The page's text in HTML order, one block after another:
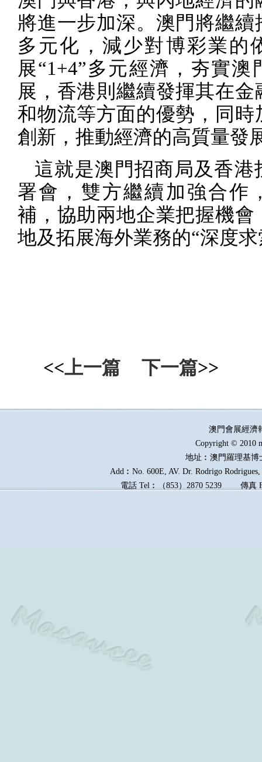
將進一步加深。澳門將繼續
多元化，減少對博彩業的
展“1+4”多元經濟，夯實澳
展，香港則繼續發揮其在金
和物流等方面的優勢，同時
創新，推動經濟的高質量發
這就是澳門招商局及香港
署會，雙方繼續加強合作
補，協助兩地企業把握機會
地及拓展海外業務的“深度求
<<上一篇 下一篇>>
澳門會展經
Copyright © 2010
地址︰澳門羅理基博
Add︰No. 600E, AV. Dr. Rodrigo
電話 Tel︰（853）2870 5239傳真